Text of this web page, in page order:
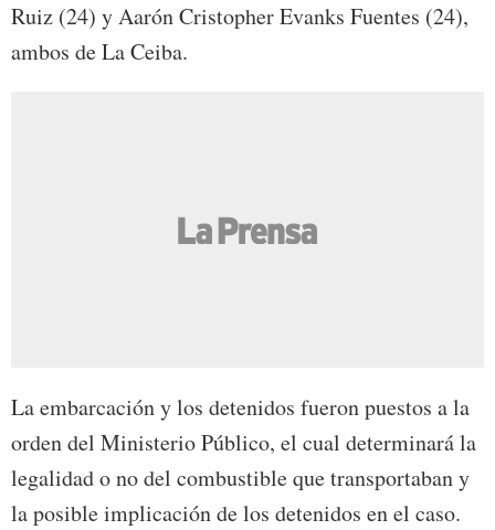
Ruiz (24) y Aarón Cristopher Evanks Fuentes (24),
ambos de La Ceiba.
La embarcación y los detenidos fueron puestos a la
orden del Ministerio Público, el cual determinará la
legalidad o no del combustible que transportaban y
la posible implicación de los detenidos en el caso.